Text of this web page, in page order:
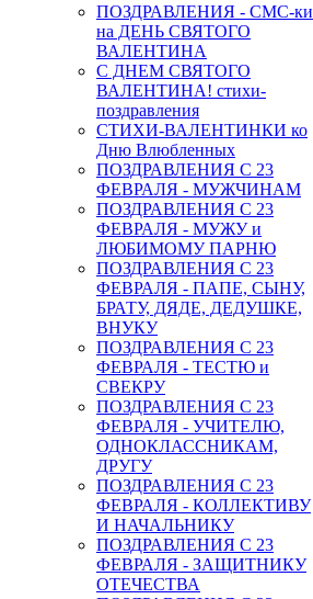
ПОЗДРАВЛЕНИЯ - СМС-ки
на ДЕНЬ СВЯТОГО
ВАЛЕНТИНА
С ДНЕМ СВЯТОГО
ВАЛЕНТИНА! стихи-
поздравления
СТИХИ-ВАЛЕНТИНКИ ко
Дню Влюбленных
ПОЗДРАВЛЕНИЯ С 23
ФЕВРАЛЯ - МУЖЧИНАМ
ПОЗДРАВЛЕНИЯ С 23
ФЕВРАЛЯ - МУЖУ и
ЛЮБИМОМУ ПАРНЮ
ПОЗДРАВЛЕНИЯ С 23
ФЕВРАЛЯ - ПАПЕ, СЫНУ,
БРАТУ, ДЯДЕ, ДЕДУШКЕ,
ВНУКУ
ПОЗДРАВЛЕНИЯ С 23
ФЕВРАЛЯ - ТЕСТЮ и
СВЕКРУ
ПОЗДРАВЛЕНИЯ С 23
ФЕВРАЛЯ - УЧИТЕЛЮ,
ОДНОКЛАССНИКАМ,
ДРУГУ
ПОЗДРАВЛЕНИЯ С 23
ФЕВРАЛЯ - КОЛЛЕКТИВУ
И НАЧАЛЬНИКУ
ПОЗДРАВЛЕНИЯ С 23
ФЕВРАЛЯ - ЗАЩИТНИКУ
ОТЕЧЕСТВА